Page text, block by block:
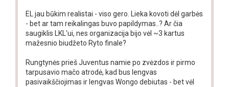
EL jau būkim realistai - viso gero. Lieka kovoti dėl garbės
- bet ar tam reikalingas buvo papildymas..? Ar čia
saugiklis LKL'ui, nes organizacija bijo vėl ~3 kartus
mažesnio biudžeto Ryto finale?
Rungtynės prieš Juventus namie po zvėzdos ir pirmo
tarpusavio mačo atrodė, kad bus lengvas
pasivaikščiojimas ir lengvas Wongo debiutas - bet vėl